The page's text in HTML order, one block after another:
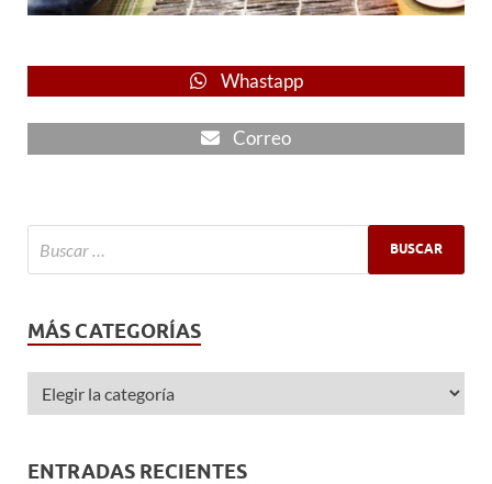
Whastapp
Correo
MÁS CATEGORÍAS
ENTRADAS RECIENTES